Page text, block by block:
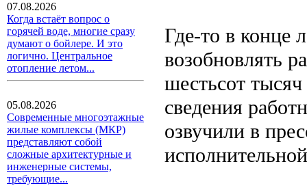
07.08.2026
Когда встаёт вопрос о
горячей воде, многие сразу
думают о бойлере. И это
логично. Центральное
отопление летом...
05.08.2026
Современные многоэтажные
жилые комплексы (МКР)
представляют собой
сложные архитектурные и
инженерные системы,
требующие...
Где-то в конце
возобновлять
шестьсот
сведения
озвучили в